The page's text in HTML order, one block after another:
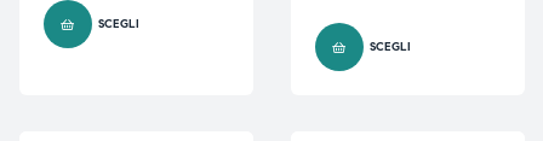
SCEGLI
SCEGLI